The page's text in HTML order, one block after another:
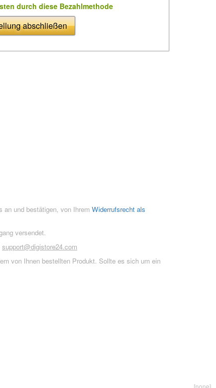
durch diese Bezahlmethode
abschließen
an und bestätigen, von Ihrem Widerrufsrecht als
versendet.
support@digistore24.com
von Ihnen bestellten Produkt. Sollte es sich um ein